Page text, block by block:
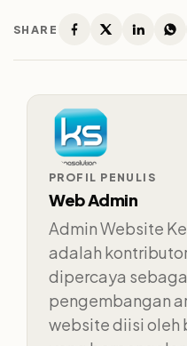
SHARE
PROFIL PENULIS
Web Admin
Admin Website
adalah
dipercaya
pengembangan
website diisi oleh